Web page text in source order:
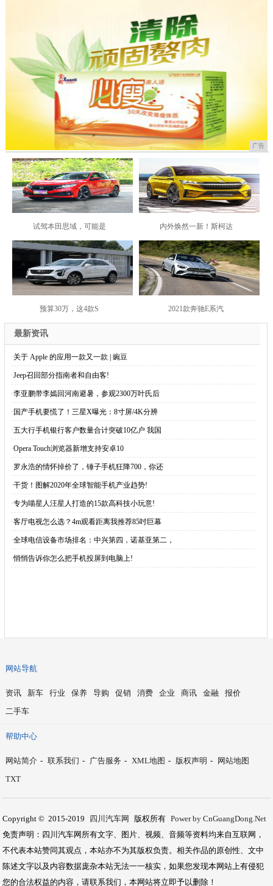
广告
试驾本田思域，可能是 内外焕然一新！斯柯达
预算30万，这4款S 2021款奔驰E系汽
最新资讯
·关于 Apple 的应用一款又一款 | 豌豆
·Jeep召回部分指南者和自由客!
·李亚鹏带李嫣回河南避暑，参观2300万叶氏后
· 国产手机要慌了！三星X曝光：8寸屏/4K分辨
·五大行手机银行客户数量合计突破10亿户 我国
·Opera Touch浏览器新增支持安卓10
·罗永浩的情怀掉价了，锤子手机狂降700，你还
·干货！图解2020年全球智能手机产业趋势!
·专为喵星人汪星人打造的15款高科技小玩意!
·客厅电视怎么选？4m观看距离我推荐85吋巨幕
·全球电信设备市场排名：中兴第四，诺基亚第二，
·悄悄告诉你怎么把手机投屏到电脑上!
网站导航
资讯 新车 行业 保养 导购 促销 消费 企业 商讯 金融
报价
二手车
帮助中心
网站简介 - 联系我们 - 广告服务 - XML地图 - 版权声明 -
网站地图
TXT
Copyright © 2015-2019 四川汽车网 版权所有 Power by CnGuangDong.Net
免责声明：四川汽车网所有文字、图片、视频、音频等资料均来自互联网，
不代表本站赞同其观点，本站亦不为其版权负责。相关作品的原创性、文中
陈述文字以及内容数据庞杂本站无法一一核实，如果您发现本网站上有侵犯
您的合法权益的内容，请联系我们，本网站将立即予以删除！